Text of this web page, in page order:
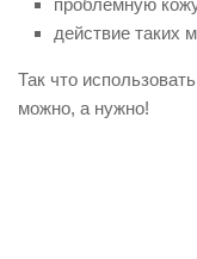
проблемную
действие таких
Так что
можно, а нужно!